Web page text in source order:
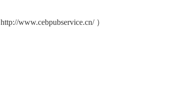
http://www.cebpubservice.cn/ ）